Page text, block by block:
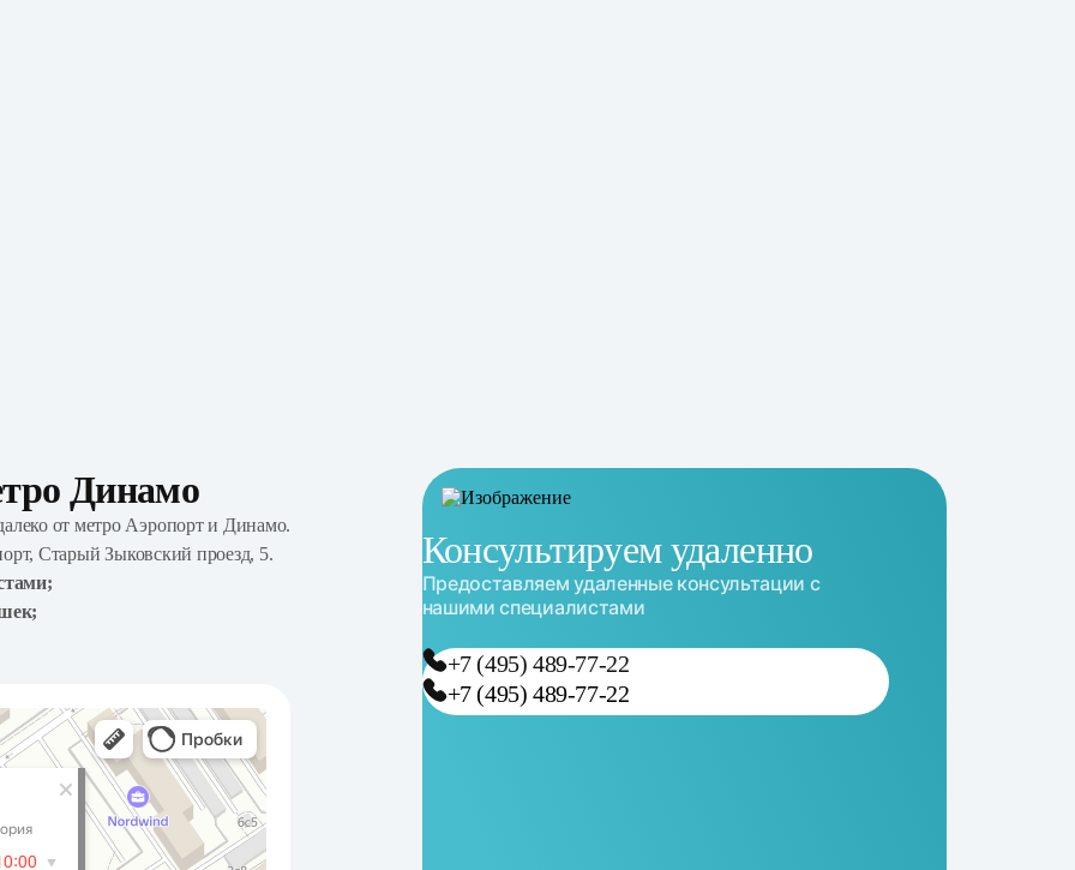
Динамо
от метро Аэропорт и Динамо.
Старый Зыковский проезд, 5.
Консультируем удаленно
Предоставляем удаленные консультации с
нашими специалистами
+7 (495) 489-77-22
+7 (495) 489-77-22